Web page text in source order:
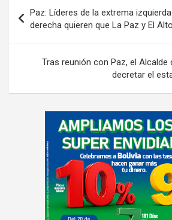
de
entradas
Paz: Líderes de la extrema
derecha quieren que La Paz y El
Tras reunión con Paz, el Alcalde
decretar el